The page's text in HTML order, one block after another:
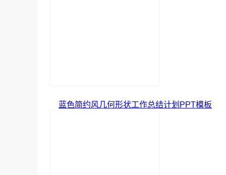
蓝色简约风几何形状工作总结计划PPT模板